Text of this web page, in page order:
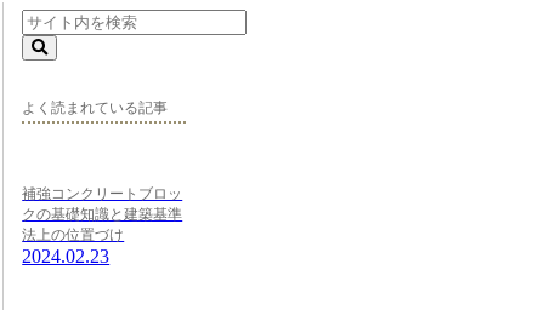
よく読まれている記事
補強コンクリートブロッ
クの基礎知識と建築基準
法上の位置づけ
2024.02.23